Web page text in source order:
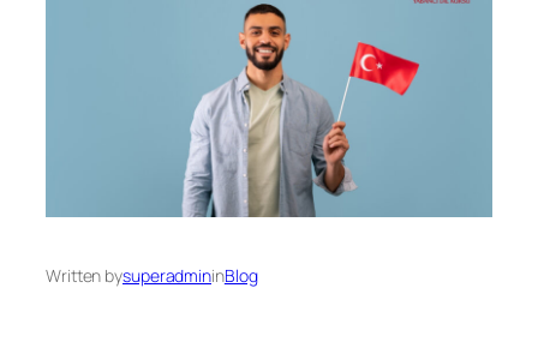
Written bysuperadmininBlog